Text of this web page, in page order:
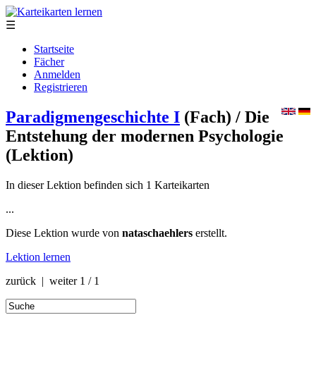
☰
Startseite
Fächer
Anmelden
Registrieren
Paradigmengeschichte I (Fach) / Die
Entstehung der modernen Psychologie
(Lektion)
In dieser Lektion befinden sich 1 Karteikarten
...
Diese Lektion wurde von nataschaehlers erstellt.
Lektion lernen
zurück | weiter 1 / 1